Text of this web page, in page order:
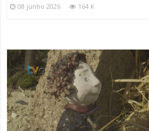
08 junho 2026 164 K